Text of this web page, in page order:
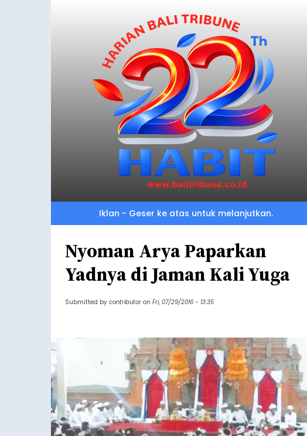
Iklan - Geser ke atas untuk melanjutkan.
Nyoman Arya Paparkan
Yadnya di Jaman Kali Yuga
Submitted by contributor on Fri, 07/29/2016 - 13:35